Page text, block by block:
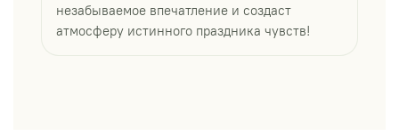
незабываемое впечатление и создаст
атмосферу истинного праздника чувств!